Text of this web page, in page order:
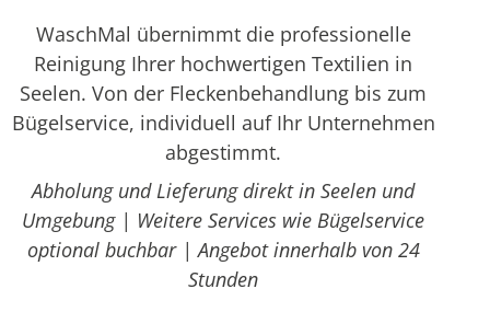
WaschMal übernimmt die professionelle
Reinigung Ihrer hochwertigen Textilien in
Seelen. Von der Fleckenbehandlung bis zum
Bügelservice, individuell auf Ihr Unternehmen
abgestimmt.
Abholung und Lieferung direkt in Seelen und
Umgebung | Weitere Services wie Bügelservice
optional buchbar | Angebot innerhalb von 24
Stunden